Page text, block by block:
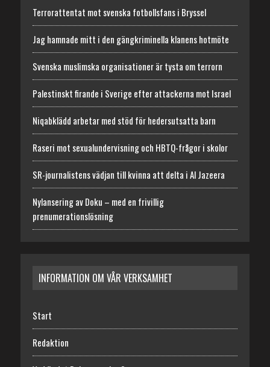
Terrorattentat mot svenska fotbollsfans i Bryssel
Jag hamnade mitt i den gängkriminella klanens hotmöte
Svenska muslimska organisationer är tysta om terrorn
Palestinskt firande i Sverige efter attackerna mot Israel
Niqabklädd arbetar med stöd för hedersutsatta barn
Raseri mot sexualundervisning och HBTQ-frågor i skolor
SR-journalistens vädjan till kvinna att delta i Al Jazeera
Nylansering av Doku – med en frivillig
prenumerationslösning
INFORMATION OM VÅR VERKSAMHET
Start
Redaktion